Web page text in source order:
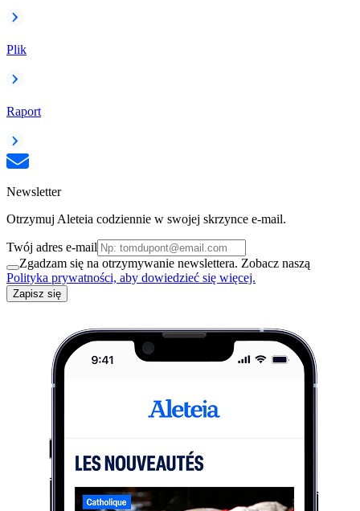
Plik
Raport
Newsletter
Otrzymuj Aleteia codziennie w swojej skrzynce e-mail.
Twój adres e-mail
Zgadzam się na otrzymywanie newslettera. Zobacz naszą
Polityka prywatności, aby dowiedzieć się więcej.
Zapisz się